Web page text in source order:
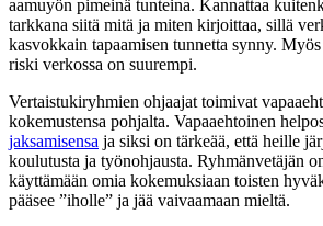
aamuyön pimeinä tunteina. Kannattaa
tarkkana siitä mitä ja miten kirjoittaa, sillä
kasvokkain tapaamisen tunnetta synny.
riski verkossa on suurempi.
Vertaistukiryhmien ohjaajat toimivat
kokemustensa pohjalta. Vapaaehtoinen
jaksamisensa ja siksi on tärkeää, että heille
koulutusta ja työnohjausta. Ryhmänvetäjän
käyttämään omia kokemuksiaan toisten
pääsee ”iholle” ja jää vaivaamaan mieltä.